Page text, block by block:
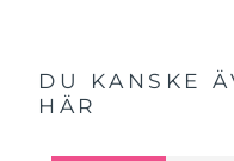
DU KANSKE
HÄR